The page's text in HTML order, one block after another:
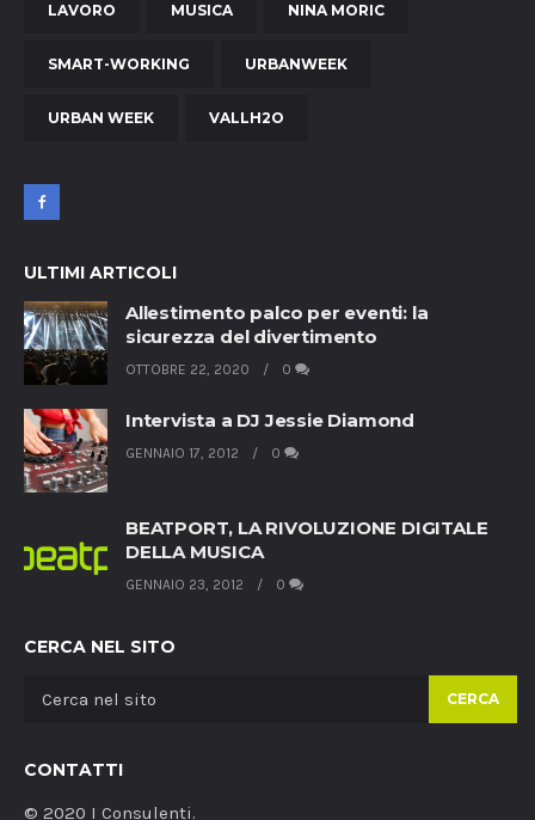
LAVORO MUSICA NINA MORIC
SMART-WORKING URBANWEEK
URBAN WEEK VALLH2O
ULTIMI ARTICOLI
Allestimento palco per eventi: la
sicurezza del divertimento
OTTOBRE 22, 2020 0
Intervista a DJ Jessie Diamond
GENNAIO 17, 2012 0
BEATPORT, LA RIVOLUZIONE DIGITALE
DELLA MUSICA
GENNAIO 23, 2012 0
CERCA NEL SITO
CERCA
CONTATTI
© 2020 I Consulenti.